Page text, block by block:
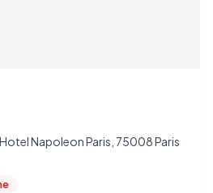
Napoleon Paris, 75008 Paris